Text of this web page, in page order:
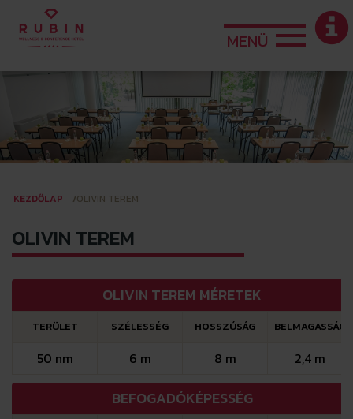
MENÜ
KEZDŐLAP OLIVIN TEREM
OLIVIN TEREM
OLIVIN TEREM MÉRETEK
TERÜLET SZÉLESSÉG HOSSZÚSÁG BELMAGASSÁG
50 nm 6 m 8 m 2,4 m
BEFOGADÓKÉPESSÉG